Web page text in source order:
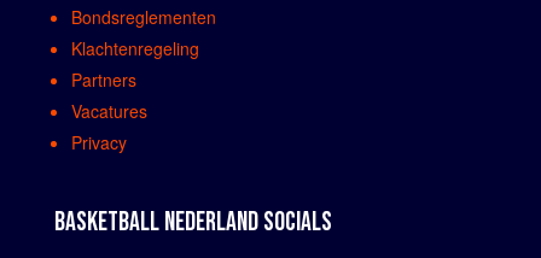
Bondsreglementen
Klachtenregeling
Partners
Vacatures
Privacy
BASKETBALL NEDERLAND SOCIALS